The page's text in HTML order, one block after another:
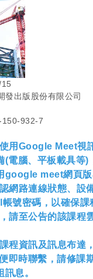
發出版股份有限公司
150-932-7
用Google Meet視
(電腦、平板載具等)
google meet網頁版
網路連線狀態、設
號密碼，以確保課
請至公告的該課程
程資訊及訊息布達
即時聯繫，請修課
息。